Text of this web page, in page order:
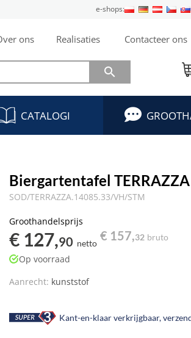
e-shops:
ons Realisaties Contacteer ons

CATALOGI
Biergartentafel
SOD/TERRAZZA.14085.33/VH/STM
Groothandelsprijs
€ 127,90 netto
€ 157,32 bruto
Op voorraad
Aanrecht: kunststof
Kant-en-klaar verkrijgbaar,